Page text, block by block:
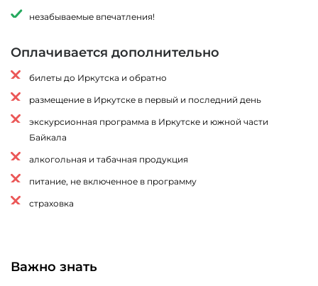
незабываемые впечатления!
Оплачивается дополнительно
билеты до Иркутска и обратно
размещение в Иркутске в первый и последний день
экскурсионная программа в Иркутске и южной части
Байкала
алкогольная и табачная продукция
питание, не включенное в программу
страховка
Важно знать